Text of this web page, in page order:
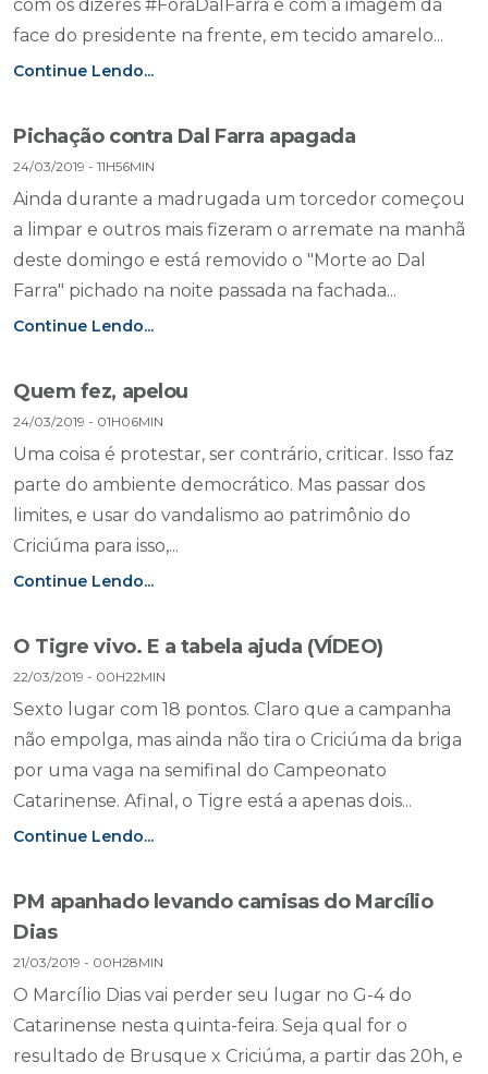
com os dizeres #ForaDalFarra e com a imagem da
face do presidente na frente, em tecido amarelo...
Continue Lendo...
Pichação contra Dal Farra apagada
24/03/2019 - 11H56MIN
Ainda durante a madrugada um torcedor começou
a limpar e outros mais fizeram o arremate na manhã
deste domingo e está removido o "Morte ao Dal
Farra" pichado na noite passada na fachada...
Continue Lendo...
Quem fez, apelou
24/03/2019 - 01H06MIN
Uma coisa é protestar, ser contrário, criticar. Isso faz
parte do ambiente democrático. Mas passar dos
limites, e usar do vandalismo ao patrimônio do
Criciúma para isso,...
Continue Lendo...
O Tigre vivo. E a tabela ajuda (VÍDEO)
22/03/2019 - 00H22MIN
Sexto lugar com 18 pontos. Claro que a campanha
não empolga, mas ainda não tira o Criciúma da briga
por uma vaga na semifinal do Campeonato
Catarinense. Afinal, o Tigre está a apenas dois...
Continue Lendo...
PM apanhado levando camisas do Marcílio
Dias
21/03/2019 - 00H28MIN
O Marcílio Dias vai perder seu lugar no G-4 do
Catarinense nesta quinta-feira. Seja qual for o
resultado de Brusque x Criciúma, a partir das 20h, e